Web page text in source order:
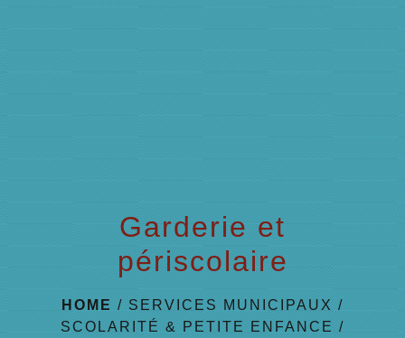
Garderie et
périscolaire
HOME / SERVICES MUNICIPAUX /
SCOLARITÉ & PETITE ENFANCE /